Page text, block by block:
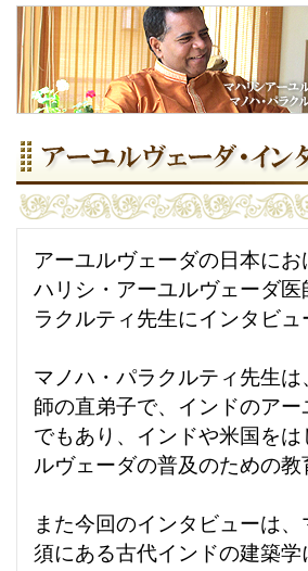
アーユルヴェーダの日本に
ハリシ・アーユルヴェーダ
ラクルティ先生にインタビ
マノハ・パラクルティ先生
師の直弟子で、インドのア
でもあり、インドや米国を
ルヴェーダの普及のための
また今回のインタビューは
須にある古代インドの建築